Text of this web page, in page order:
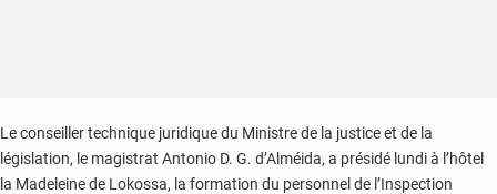
Le conseiller technique juridique du Ministre de la justice et de la
législation, le magistrat Antonio D. G. d’Alméida, a présidé lundi à l’hôtel
la Madeleine de Lokossa, la formation du personnel de l’Inspection